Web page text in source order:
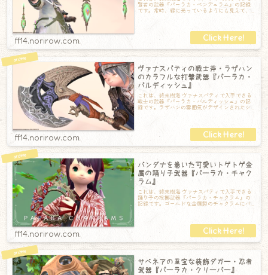
賢者の武器『パーラカ・ペンデュラム』の記録
です。常時、緑に光っているようにも見えて、
ff14.norirow.com
ヴァナスパティの戦士斧・ラザハン
のカラフルな打撃武器『パーラカ・
バルディッシュ』
これは、終末樹海 ヴァナスパティで入手できる
戦士の武器『パーラカ・バルディッシュ』の記
録です。ラザハンの雰囲気がデザインされたシ
ff14.norirow.com
バンダナを巻いた可愛いトゲトゲ金
属の踊り子武器『パーラカ・チャク
ラム』
これは、終末樹海 ヴァナスパティで入手できる
踊り子の投擲武器『パーラカ・チャクラム』の
記録です。ゴールドな金属製のチャクラムにバ
ff14.norirow.com
サベネアの至宝な装飾ダガー・忍者
武器『パーラカ・クリーバー』